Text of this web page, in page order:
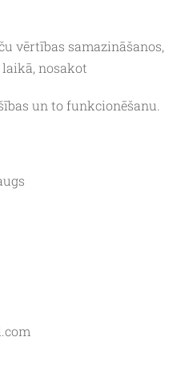
vērtības samazināšanos,
nosakot
un to funkcionēšanu.